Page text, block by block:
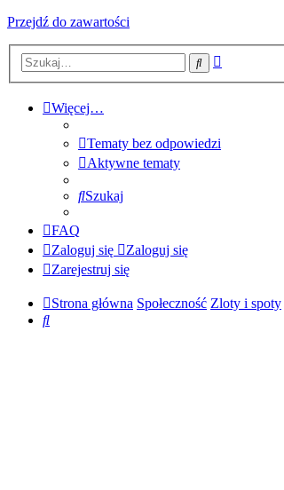
Przejdź do zawartości
Szukaj
Więcej…
Tematy bez odpowiedzi
Aktywne tematy
Szukaj
FAQ
Zaloguj się
Zaloguj się
Zarejestruj się
Strona główna Społeczność Zloty i spoty
Szukaj